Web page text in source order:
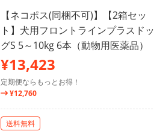
【ネコポス(同梱不可)】【2箱セッ
ト】犬用フロントラインプラスドッ
グS 5～10kg 6本（動物用医薬品）
¥13,423
定期便ならもっとお得！
¥12,760
送料無料